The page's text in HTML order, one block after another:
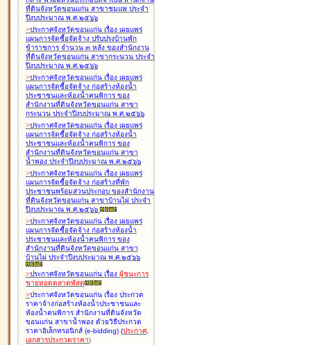
ที่ดินจังหวัดขอนแก่น สาขาชุมแพ ประจำ
ปีงบประมาณ พ.ศ.๒๕๖๖
>ประกาศจังหวัดขอนแก่น เรื่อง เผยแพร่
แผนการจัดซื้อจัดจ้าง ปรับปรุงบ้านพัก
ข้าราชการ จำนวน ๓ หลัง ของสำนักงาน
ที่ดินจังหวัดขอนแก่น สาขากระนวน ประจำ
ปีงบประมาณ พ.ศ.๒๕๖๖
>ประกาศจังหวัดขอนแก่น เรื่อง เผยแพร่
แผนการจัดซื้อจัดจ้าง ก่อสร้างห้องน้ำ
ประชาชนและห้องน้ำคนพิการ ของ
สำนักงานที่ดินจังหวัดขอนแก่น สาขา
กระนวน ประจำปีงบประมาณ พ.ศ.๒๕๖๖
>ประกาศจังหวัดขอนแก่น เรื่อง เผยแพร่
แผนการจัดซื้อจัดจ้าง ก่อสร้างห้องน้ำ
ประชาชนและห้องน้ำคนพิการ ของ
สำนักงานที่ดินจังหวัดขอนแก่น สาขา
น้ำพอง ประจำปีงบประมาณ พ.ศ.๒๕๖๖
>ประกาศจังหวัดขอนแก่น เรื่อง เผยแพร่
แผนการจัดซื้อจัดจ้าง ก่อสร้างที่พัก
ประชาชนพร้อมส่วนประกอบ ของสำนักงาน
ที่ดินจังหวัดขอนแก่น สาขาบ้านไผ่ ประจำ
ปีงบประมาณ พ.ศ.๒๕๖๖
>ประกาศจังหวัดขอนแก่น เรื่อง เผยแพร่
แผนการจัดซื้อจัดจ้าง ก่อสร้างห้องน้ำ
ประชาชนและห้องน้ำคนพิการ ของ
สำนักงานที่ดินจังหวัดขอนแก่น สาขา
บ้านไผ่ ประจำปีงบประมาณ พ.ศ.๒๕๖๖
>ประกาศจังหวัดขอนแก่น เรื่อง ผู้ชนะการ
ขายทอดตลาดพัสดุ
>ประกาศจังหวัดขอนแก่น เรื่อง ประกวด
ราคาจ้างก่อสร้างห้องน้ำประชาชนและ
ห้องน้ำคนพิการ สำนักงานที่ดินจังหวัด
ขอนแก่น สาขาน้ำพอง ด้วยวิธีประกวด
ราคาอิเล็กทรอนิกส์ (e-bidding) (ประกาศ,
เอกสารประกวดราคา)